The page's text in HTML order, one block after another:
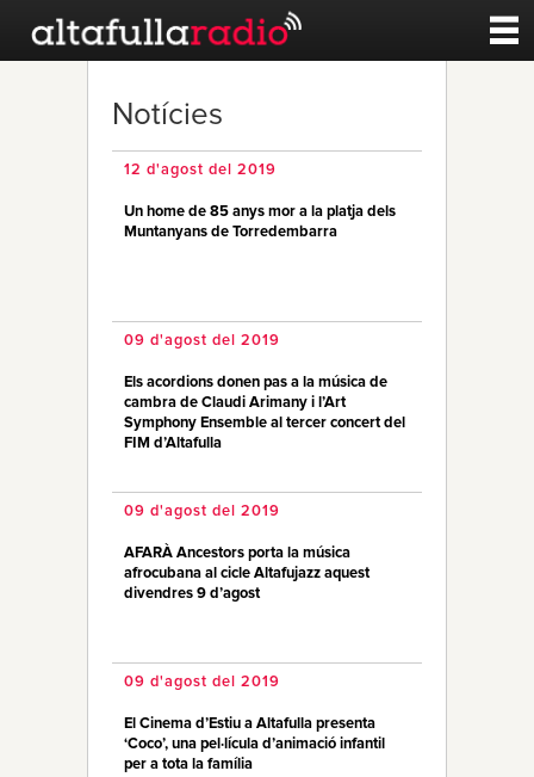
Qui Som
Notícies
12 d'agost del 2019
Un home de 85 anys mor a la platja dels
Muntanyans de Torredembarra
09 d'agost del 2019
Els acordions donen pas a la música de
cambra de Claudi Arimany i l’Art
Symphony Ensemble al tercer concert del
FIM d’Altafulla
09 d'agost del 2019
AFARÀ Ancestors porta la música
afrocubana al cicle Altafujazz aquest
divendres 9 d’agost
09 d'agost del 2019
El Cinema d’Estiu a Altafulla presenta
‘Coco’, una pel·lícula d’animació infantil
per a tota la família